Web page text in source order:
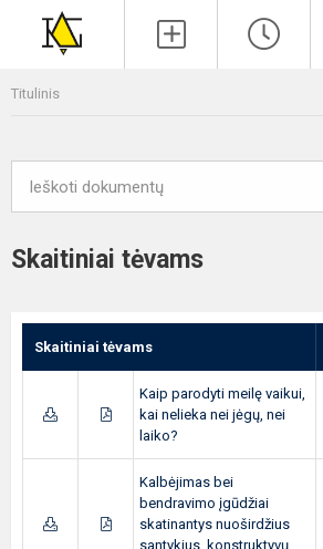
Titulinis
Skaitiniai tėvams
Skaitiniai tėvams
Kaip parodyti meilę vaikui,
kai nelieka nei jėgų, nei
laiko?
Kalbėjimas bei
bendravimo įgūdžiai
skatinantys nuoširdžius
santykius, konstruktyvų